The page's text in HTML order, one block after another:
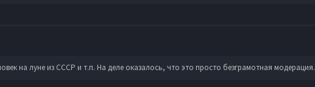
на луне из СССР и т.п. На деле оказалось, что это просто безграмотная модерация.